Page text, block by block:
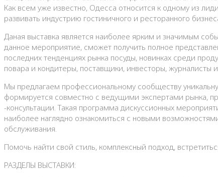
Как всем уже известно, Одесса относится к одному из
развивать индустрию гостиничного и ресторанного
Даная выставка является наиболее ярким и значимым
данное мероприятие, сможет получить полное
последних тенденциях рынка посуды, новинках среди
повара и кондитеры, поставщики, инвесторы, журналисты
Мы предлагаем профессиональному сообществу
формируется совместно с ведущими экспертами рынка,
-консультации. Такая программа дискуссионных
наиболее наглядно ознакомиться с новыми
обслуживания.
Помочь найти свой стиль, комплексный подход,
РАЗДЕЛЫ ВЫСТАВКИ: